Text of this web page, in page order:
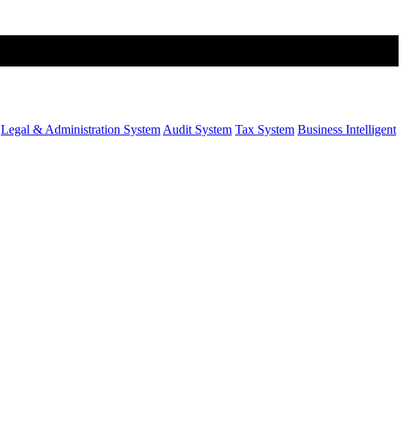
Legal & Administration System Audit System Tax System Business Intelligent